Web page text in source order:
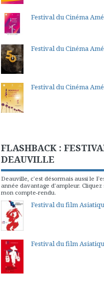
Festival du Cinéma
Festival du Cinéma
Festival du Cinéma
FLASHBACK :
DEAUVILLE
Deauville, c'est désormais aussi le
année davantage d'ampleur.
mon compte-rendu.
Festival du film
Festival du film